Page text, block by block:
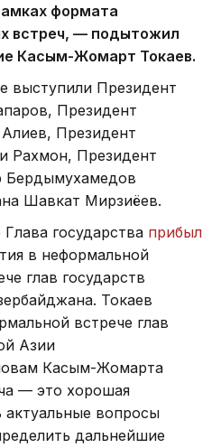
формата
встреч, — подытожил
Касым-Жомарт Токаев.
выступили Президент
Президент
Президент
Рахмон, Президент
Бердымухамедов
Шавкат Мирзиёев.
государства прибыл
в неформальной
глав государств
Токаев
встрече глав
Азии
Касым-Жомарта
— это хорошая
вопросы
дальнейшие